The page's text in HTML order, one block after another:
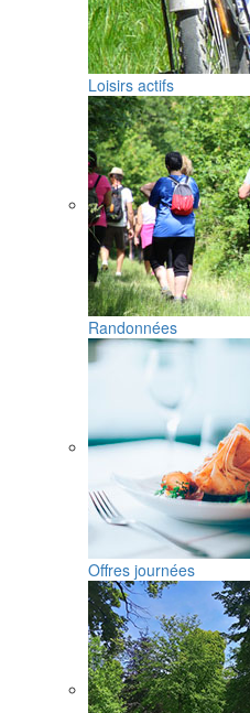
Loisirs actifs
Randonnées
Offres journées